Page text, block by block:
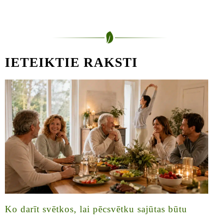
IETEIKTIE RAKSTI
Ko darīt svētkos, lai pēcsvētku sajūtas būtu